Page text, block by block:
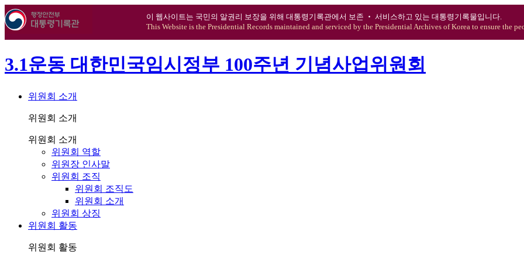
이 웹사이트는 국민의 알권리 보장을 위해 대통령기록관에서 보존 ‧ 서비스하고 있는 대통령기록물입니다.
This Website is the Presidential Records maintained and serviced by the Presidential Archives of Korea to ensure the
3.1운동 대한민국임시정부 100주년 기념사업위원회
위원회 소개
위원회 소개
위원회 소개
위원회 역할
위원장 인사말
위원회 조직
위원회 조직도
위원회 소개
위원회 상징
위원회 활동
위원회 활동